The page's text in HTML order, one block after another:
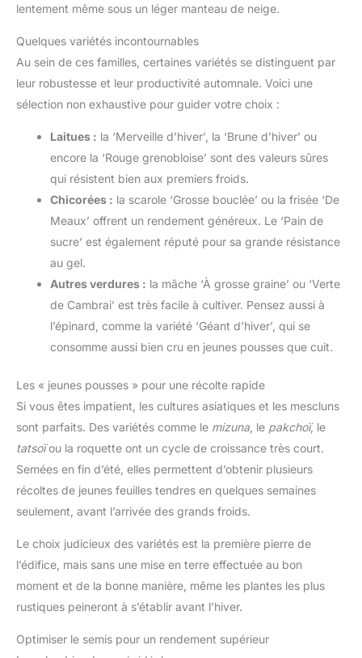
lentement même sous un léger manteau de neige.
Quelques variétés incontournables
Au sein de ces familles, certaines variétés se distinguent par
leur robustesse et leur productivité automnale. Voici une
sélection non exhaustive pour guider votre choix :
Laitues : la ‘Merveille d’hiver’, la ‘Brune d’hiver’ ou
encore la ‘Rouge grenobloise’ sont des valeurs sûres
qui résistent bien aux premiers froids.
Chicorées : la scarole ‘Grosse bouclée’ ou la frisée ‘De
Meaux’ offrent un rendement généreux. Le ‘Pain de
sucre’ est également réputé pour sa grande résistance
au gel.
Autres verdures : la mâche ‘À grosse graine’ ou ‘Verte
de Cambrai’ est très facile à cultiver. Pensez aussi à
l’épinard, comme la variété ‘Géant d’hiver’, qui se
consomme aussi bien cru en jeunes pousses que cuit.
Les « jeunes pousses » pour une récolte rapide
Si vous êtes impatient, les cultures asiatiques et les mescluns
sont parfaits. Des variétés comme le mizuna , le pakchoï, le
tatsoïou la roquette ont un cycle de croissance très court.
Semées en fin d’été, elles permettent d’obtenir plusieurs
récoltes de jeunes feuilles tendres en quelques semaines
seulement, avant l’arrivée des grands froids.
Le choix judicieux des variétés est la première pierre de
l’édifice, mais sans une mise en terre effectuée au bon
moment et de la bonne manière, même les plantes les plus
rustiques peineront à s’établir avant l’hiver.
Optimiser le semis pour un rendement supérieur